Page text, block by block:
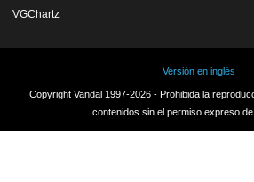
VGChartz
Versión en inglés
Copyright Vandal 1997-2026 - Prohibida la
contenidos sin el permiso expreso de